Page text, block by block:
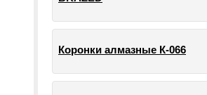
Коронки алмазные К-066